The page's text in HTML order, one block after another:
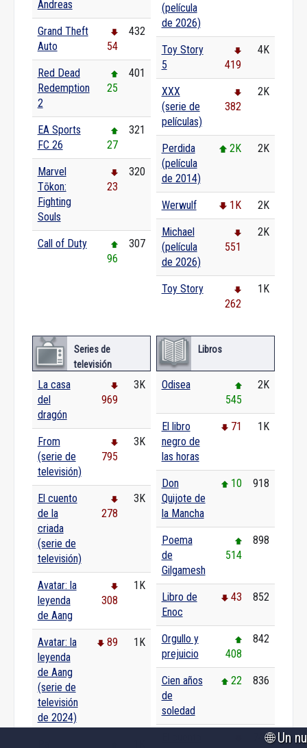
Andreas
Grand Theft
Auto
54
432
Red Dead
Redemption
2
25
401
EA Sports
FC 26
27
321
Marvel
Tōkon:
Fighting
Souls
23
320
Call of Duty
96
307
(película
de 2026)
Toy Story
5
419
4K
XXX
(serie de
películas)
382
2K
Perdida
(película
de 2014)
2K 2K
Werwulf 1K 2K
Michael
(película
de 2026)
551
2K
Toy Story
262
1K
Series de
televisión
La casa
del
dragón
969
3K
From
(serie de
televisión)
795
3K
El cuento
de la
criada
(serie de
televisión)
278
3K
Avatar: la
leyenda
de Aang
308
1K
Avatar: la
leyenda
de Aang
(serie de
televisión
de 2024)
89 1K
Libros
Odisea
545
2K
El libro
negro de
las horas
71 1K
Don
Quijote de
la Mancha
10 918
Poema
de
Gilgamesh
514
898
Libro de
Enoc
43 852
Orgullo y
prejuicio
408
842
Cien años
de
soledad
22 836
748
🌐 Un nuevo